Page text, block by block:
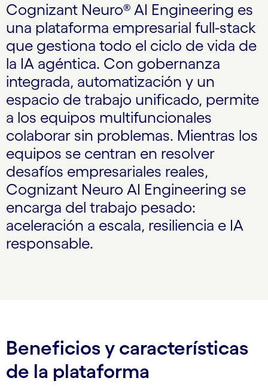
Cognizant Neuro® AI Engineering es
una plataforma empresarial full-stack
que gestiona todo el ciclo de vida de
la IA agéntica. Con gobernanza
integrada, automatización y un
espacio de trabajo unificado, permite
a los equipos multifuncionales
colaborar sin problemas. Mientras los
equipos se centran en resolver
desafíos empresariales reales,
Cognizant Neuro AI Engineering se
encarga del trabajo pesado:
aceleración a escala, resiliencia e IA
responsable.
Beneficios y características
de la plataforma